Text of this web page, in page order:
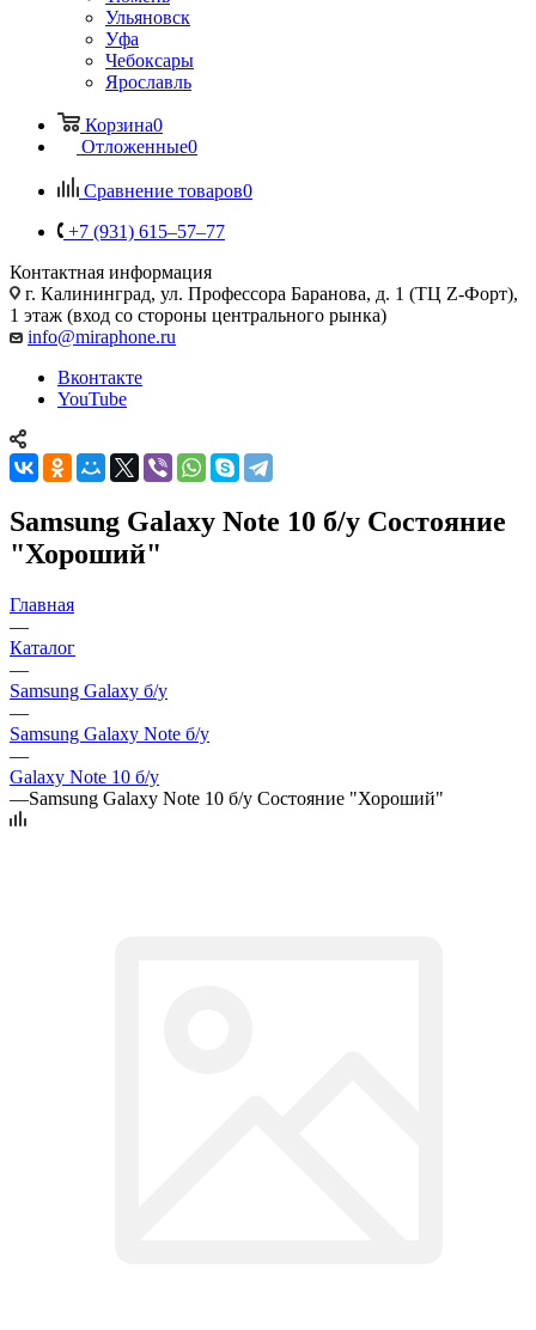
Ульяновск
Уфа
Чебоксары
Ярославль
Корзина0
Отложенные0
Сравнение товаров0
+7 (931) 615‒57‒77
Контактная информация
г. Калининград, ул. Профессора Баранова, д. 1 (ТЦ Z-Форт),
1 этаж (вход со стороны центрального рынка)
info@miraphone.ru
Вконтакте
YouTube
Samsung Galaxy Note 10 б/у Состояние
"Хороший"
Главная
—
Каталог
—
Samsung Galaxy б/у
—
Samsung Galaxy Note б/у
—
Galaxy Note 10 б/у
—Samsung Galaxy Note 10 б/у Состояние "Хороший"